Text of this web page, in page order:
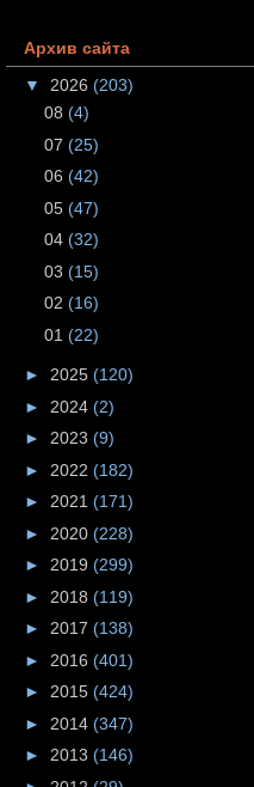
Архив сайта
▼ 2026 (203)
08 (4)
07 (25)
06 (42)
05 (47)
04 (32)
03 (15)
02 (16)
01 (22)
► 2025 (120)
► 2024 (2)
► 2023 (9)
► 2022 (182)
► 2021 (171)
► 2020 (228)
► 2019 (299)
► 2018 (119)
► 2017 (138)
► 2016 (401)
► 2015 (424)
► 2014 (347)
► 2013 (146)